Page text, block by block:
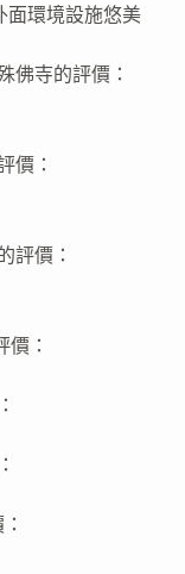
面環境設施悠美
佛寺的評價：
價：
評價：
：